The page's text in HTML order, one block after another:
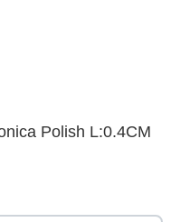
Polish L:0.4CM